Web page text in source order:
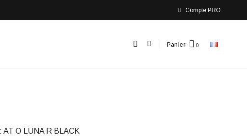
Compte PRO
Panier
AT O LUNA R BLACK